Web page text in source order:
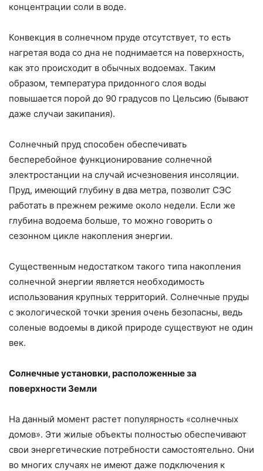
концентрации соли в воде.
Конвекция в солнечном пруде отсутствует, то есть
нагретая вода со дна не поднимается на поверхность,
как это происходит в обычных водоемах. Таким
образом, температура придонного слоя воды
повышается порой до 90 градусов по Цельсию (бывают
даже случаи закипания).
Солнечный пруд способен обеспечивать
бесперебойное функционирование солнечной
электростанции на случай исчезновения инсоляции.
Пруд, имеющий глубину в два метра, позволит СЭС
работать в прежнем режиме около недели. Если же
глубина водоема больше, то можно говорить о
сезонном цикле накопления энергии.
Существенным недостатком такого типа накопления
солнечной энергии является необходимость
использования крупных территорий. Солнечные пруды
с экологической точки зрения очень безопасны, ведь
соленые водоемы в дикой природе существуют не один
век.
Солнечные установки, расположенные за
поверхности Земли
На данный момент растет популярность «солнечных
домов». Эти жилые объекты полностью обеспечивают
свои энергетические потребности самостоятельно. Они
во многих случаях не имеют даже подключения к